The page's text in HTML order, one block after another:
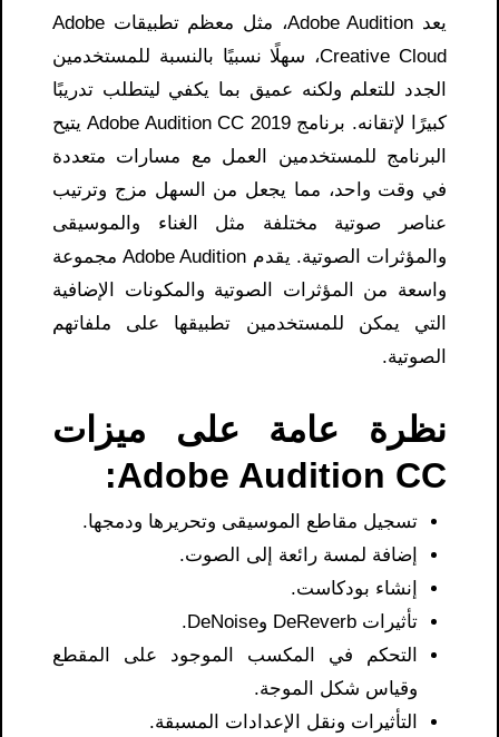
يعد Adobe Audition، مثل معظم تطبيقات Adobe
Creative Cloud، سهلًا نسبيًا بالنسبة للمستخدمين
الجدد للتعلم ولكنه عميق بما يكفي ليتطلب تدريبًا
كبيرًا لإتقانه. برنامج Adobe Audition CC 2019 يتيح
البرنامج للمستخدمين العمل مع مسارات متعددة
في وقت واحد، مما يجعل من السهل مزج وترتيب
عناصر صوتية مختلفة مثل الغناء والموسيقى
والمؤثرات الصوتية. يقدم Adobe Audition مجموعة
واسعة من المؤثرات الصوتية والمكونات الإضافية
التي يمكن للمستخدمين تطبيقها على ملفاتهم
الصوتية.
نظرة عامة على ميزات
Adobe Audition CC:
تسجيل مقاطع الموسيقى وتحريرها ودمجها.
إضافة لمسة رائعة إلى الصوت.
إنشاء بودكاست.
تأثيرات DeReverb وDeNoise.
التحكم في المكسب الموجود على المقطع
وقياس شكل الموجة.
التأثيرات ونقل الإعدادات المسبقة.